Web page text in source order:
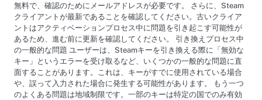
無料で、確認のためにメールアドレスが必要です。 さらに、Steam
クライアントが最新であることを確認してください。古いクライア
ントはアクティベーションプロセス中に問題を引き起こす可能性が
あるため、進む前に更新を確認してください。 引き換えプロセス中
の一般的な問題 ユーザーは、Steamキーを引き換える際に「無効な
キー」というエラーを受け取るなど、いくつかの一般的な問題に直
面することがあります。これは、キーがすでに使用されている場合
や、誤って入力された場合に発生する可能性があります。 もう一つ
のよくある問題は地域制限です。一部のキーは特定の国でのみ有効